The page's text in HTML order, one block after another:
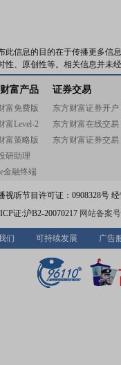
此信息的目的在于传播更多信
性、原创性等。相关信息并未
富产品
富免费版
富Level-2
富策略版
研助理
金融终端
证券交易
东方财富证券开户
东方财富在线交易
东方财富证券交易
视听节目许可证：0908328号
证:沪B2-20070217 网站备案
们 可持续发展 广告